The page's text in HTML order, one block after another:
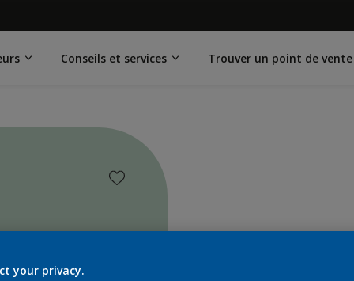
Conseils et services Trouver un point de vente
your privacy.